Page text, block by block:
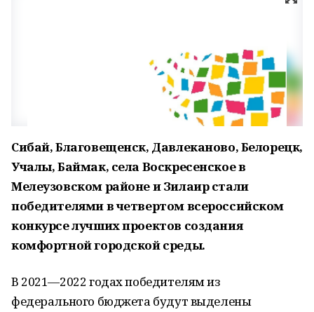
Сибай, Благовещенск, Давлеканово, Белорецк,
Учалы, Баймак, села Воскресенское в
Мелеузовском районе и Зилаир стали
победителями в четвертом всероссийском
конкурсе лучших проектов создания
комфортной городской среды.
В 2021—2022 годах победителям из
федерального бюджета будут выделены